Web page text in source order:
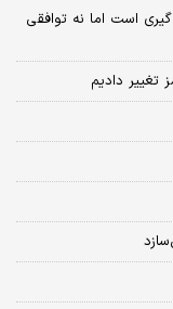
است اما نه توافقی